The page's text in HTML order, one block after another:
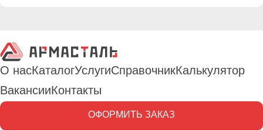
О насКаталогУслугиСправочникКалькулятор
ВакансииКонтакты
ОФОРМИТЬ ЗАКАЗ